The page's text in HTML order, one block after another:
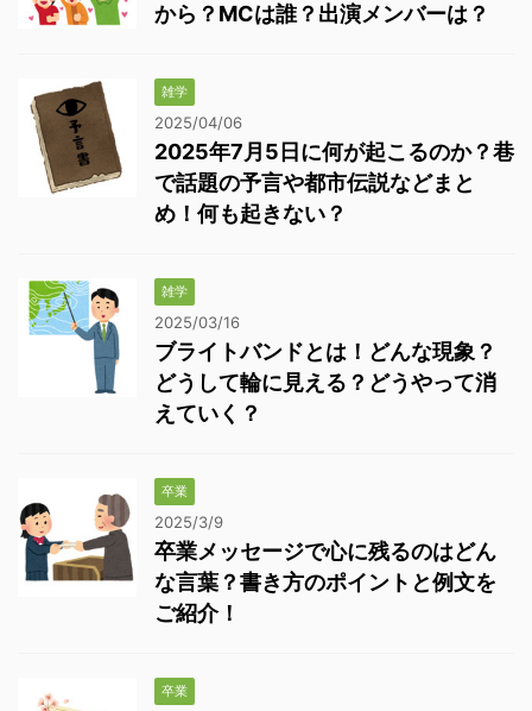
から？MCは誰？出演メンバーは？
雑学
2025/04/06
2025年7月5日に何が起こるのか？巷
で話題の予言や都市伝説などまと
め！何も起きない？
雑学
2025/03/16
ブライトバンドとは！どんな現象？
どうして輪に見える？どうやって消
えていく？
卒業
2025/3/9
卒業メッセージで心に残るのはどん
な言葉？書き方のポイントと例文を
ご紹介！
卒業